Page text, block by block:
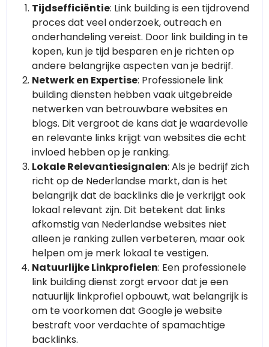
Tijdsefficiëntie: Link building is een tijdrovend
proces dat veel onderzoek, outreach en
onderhandeling vereist. Door link building in te
kopen, kun je tijd besparen en je richten op
andere belangrijke aspecten van je bedrijf.
Netwerk en Expertise: Professionele link
building diensten hebben vaak uitgebreide
netwerken van betrouwbare websites en
blogs. Dit vergroot de kans dat je waardevolle
en relevante links krijgt van websites die echt
invloed hebben op je ranking.
Lokale Relevantiesignalen: Als je bedrijf zich
richt op de Nederlandse markt, dan is het
belangrijk dat de backlinks die je verkrijgt ook
lokaal relevant zijn. Dit betekent dat links
afkomstig van Nederlandse websites niet
alleen je ranking zullen verbeteren, maar ook
helpen om je merk lokaal te vestigen.
Natuurlijke Linkprofielen: Een professionele
link building dienst zorgt ervoor dat je een
natuurlijk linkprofiel opbouwt, wat belangrijk is
om te voorkomen dat Google je website
bestraft voor verdachte of spamachtige
backlinks.